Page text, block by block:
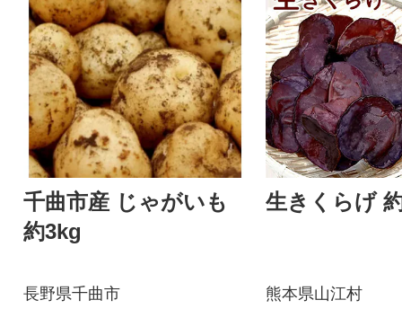
千曲市産 じゃがいも
約3kg
長野県千曲市
生きくらげ
熊本県山江村